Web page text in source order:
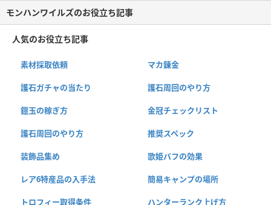
モンハンワイルズのお役立ち記事
人気のお役立ち記事
素材採取依頼 マカ錬金
護石ガチャの当たり 護石周回のやり方
鎧玉の稼ぎ方 金冠チェックリスト
護石周回のやり方 推奨スペック
装飾品集め 歌姫バフの効果
レア6特産品の入手法 簡易キャンプの場所
トロフィー取得条件 ハンターランク上げ方